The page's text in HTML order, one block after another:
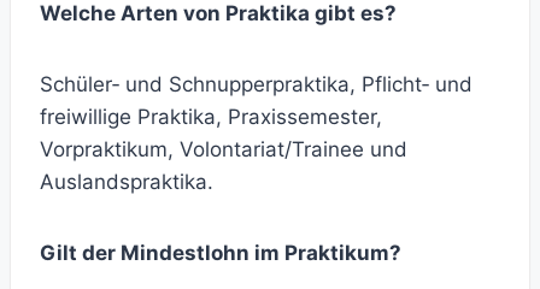
Welche Arten von Praktika gibt es?
Schüler‑ und Schnupperpraktika, Pflicht‑ und
freiwillige Praktika, Praxissemester,
Vorpraktikum, Volontariat/Trainee und
Auslandspraktika.
Gilt der Mindestlohn im Praktikum?